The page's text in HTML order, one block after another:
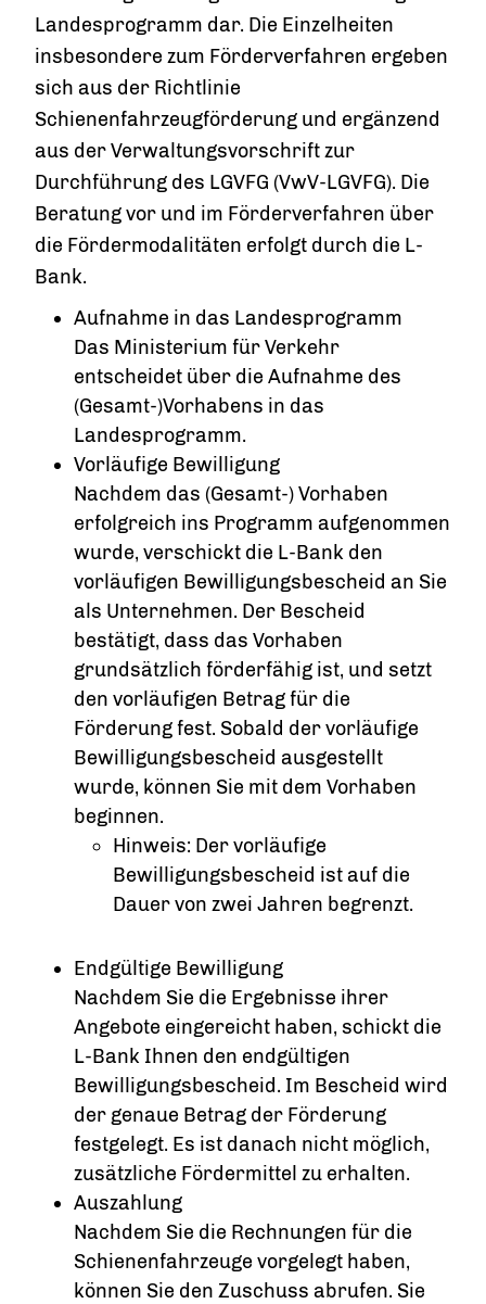
Landesprogramm dar. Die Einzelheiten
insbesondere zum Förderverfahren ergeben
sich aus der Richtlinie
Schienenfahrzeugförderung und ergänzend
aus der Verwaltungsvorschrift zur
Durchführung des LGVFG (VwV-LGVFG). Die
Beratung vor und im Förderverfahren über
die Fördermodalitäten erfolgt durch die L-
Bank.
Aufnahme in das Landesprogramm
Das Ministerium für Verkehr
entscheidet über die Aufnahme des
(Gesamt-)Vorhabens in das
Landesprogramm.
Vorläufige Bewilligung
Nachdem das (Gesamt-) Vorhaben
erfolgreich ins Programm aufgenommen
wurde, verschickt die L-Bank den
vorläufigen Bewilligungsbescheid an Sie
als Unternehmen. Der Bescheid
bestätigt, dass das Vorhaben
grundsätzlich förderfähig ist, und setzt
den vorläufigen Betrag für die
Förderung fest. Sobald der vorläufige
Bewilligungsbescheid ausgestellt
wurde, können Sie mit dem Vorhaben
beginnen.
Hinweis: Der vorläufige
Bewilligungsbescheid ist auf die
Dauer von zwei Jahren begrenzt.
Endgültige Bewilligung
Nachdem Sie die Ergebnisse ihrer
Angebote eingereicht haben, schickt die
L-Bank Ihnen den endgültigen
Bewilligungsbescheid. Im Bescheid wird
der genaue Betrag der Förderung
festgelegt. Es ist danach nicht möglich,
zusätzliche Fördermittel zu erhalten.
Auszahlung
Nachdem Sie die Rechnungen für die
Schienenfahrzeuge vorgelegt haben,
können Sie den Zuschuss abrufen. Sie